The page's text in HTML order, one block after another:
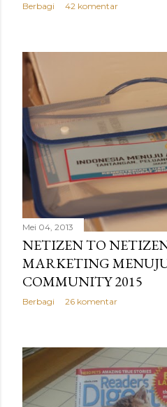
Berbagi 42 komentar
Mei 04, 2013
NETIZEN TO
MARKETING
COMMUNITY 2015
Berbagi 26 komentar